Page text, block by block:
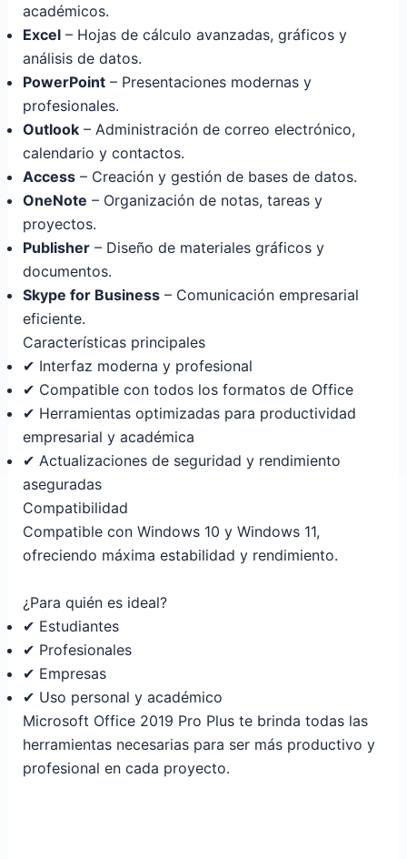
académicos.
Excel– Hojas de cálculo avanzadas, gráficos y
análisis de datos.
PowerPoint– Presentaciones modernas y
profesionales.
Outlook– Administración de correo electrónico,
calendario y contactos.
Access– Creación y gestión de bases de datos.
OneNote – Organización de notas, tareas y
proyectos.
Publisher– Diseño de materiales gráficos y
documentos.
Skype for Business– Comunicación empresarial
eficiente.
Características principales
✔ Interfaz moderna y profesional
✔ Compatible con todos los formatos de Office
✔ Herramientas optimizadas para productividad
empresarial y académica
✔ Actualizaciones de seguridad y rendimiento
aseguradas
Compatibilidad
Compatible con Windows 10 y Windows 11,
ofreciendo máxima estabilidad y rendimiento.
¿Para quién es ideal?
✔ Estudiantes
✔ Profesionales
✔ Empresas
✔ Uso personal y académico
Microsoft Office 2019 Pro Plus te brinda todas las
herramientas necesarias para ser más productivo y
profesional en cada proyecto.